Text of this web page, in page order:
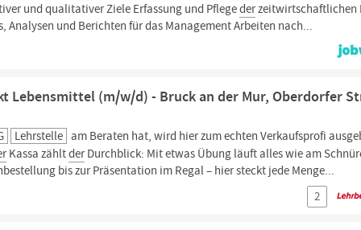
und qualitativer Ziele Erfassung und Pflegederzeitwirtschaftlichen
Analysen und Berichten für das Management Arbeiten nach...
Lebensmittel (m/w/d) - Bruck an der Mur, Oberdorfer
Lehrstelle am Beraten hat, wird hier zum echten Verkaufsprofi
Kassa zähltderDurchblick: Mit etwas Übung läuft alles wie am
bis zur Präsentation im Regal – hier steckt jede Menge...
2